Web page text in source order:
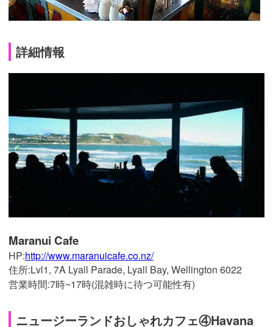
詳細情報
Maranui Cafe
HP:http://www.maranuicafe.co.nz/
住所:Lvl1, 7A Lyall Parade, Lyall Bay, Wellington 6022
営業時間:7時~17時(混雑時に待つ可能性有)
ニュージーランドおしゃれカフェ④Havana